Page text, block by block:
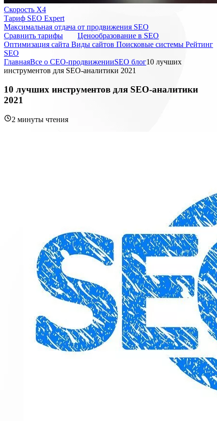
Скорость Х4
Тариф SEO Expert
Максимальная отдача от продвижения SEO
Cравнить тарифы
Ценообразование в SEO
Оптимизация сайта Виды сайтов Поисковые системы Рейтинг
SEO
ГлавнаяВсе о СЕО-продвиженииSEO блог10 лучших
инструментов для SEO-аналитики 2021
10 лучших инструментов для SEO-аналитики
2021
2 минуты чтения